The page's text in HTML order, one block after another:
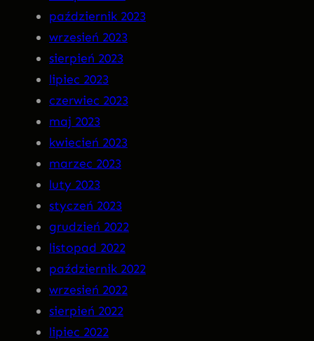
październik 2023
wrzesień 2023
sierpień 2023
lipiec 2023
czerwiec 2023
maj 2023
kwiecień 2023
marzec 2023
luty 2023
styczeń 2023
grudzień 2022
listopad 2022
październik 2022
wrzesień 2022
sierpień 2022
lipiec 2022